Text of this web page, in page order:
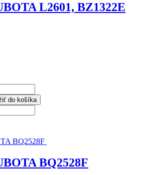
L2601, BZ1322E
do košíka
BQ2528F